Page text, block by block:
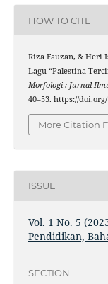
HOW TO CITE
Riza Fauzan, & Heri
Lagu “Palestina
Morfologi : Jurnal
40–53. https://
More Citation
ISSUE
Vol. 1 No. 5
Pendidikan,
SECTION